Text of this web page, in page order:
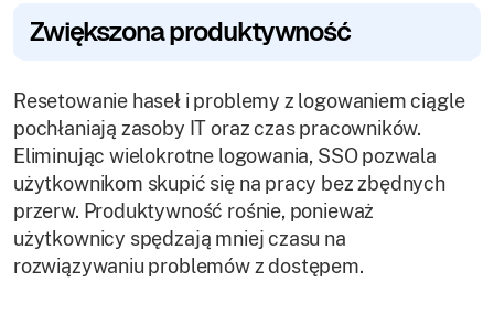
Zwiększona produktywność
Resetowanie haseł i problemy z logowaniem ciągle
pochłaniają zasoby IT oraz czas pracowników.
Eliminując wielokrotne logowania, SSO pozwala
użytkownikom skupić się na pracy bez zbędnych
przerw. Produktywność rośnie, ponieważ
użytkownicy spędzają mniej czasu na
rozwiązywaniu problemów z dostępem.